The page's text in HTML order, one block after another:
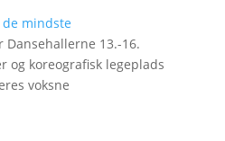
mindste
Dansehallerne 13.-16.
koreografisk legeplads
voksne